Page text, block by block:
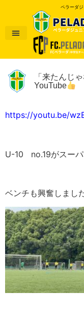
ペラーダ
「来たんじ
YouTube
https://youtu.be/
U-10 no.19がスー
ベンチも興奮しまし